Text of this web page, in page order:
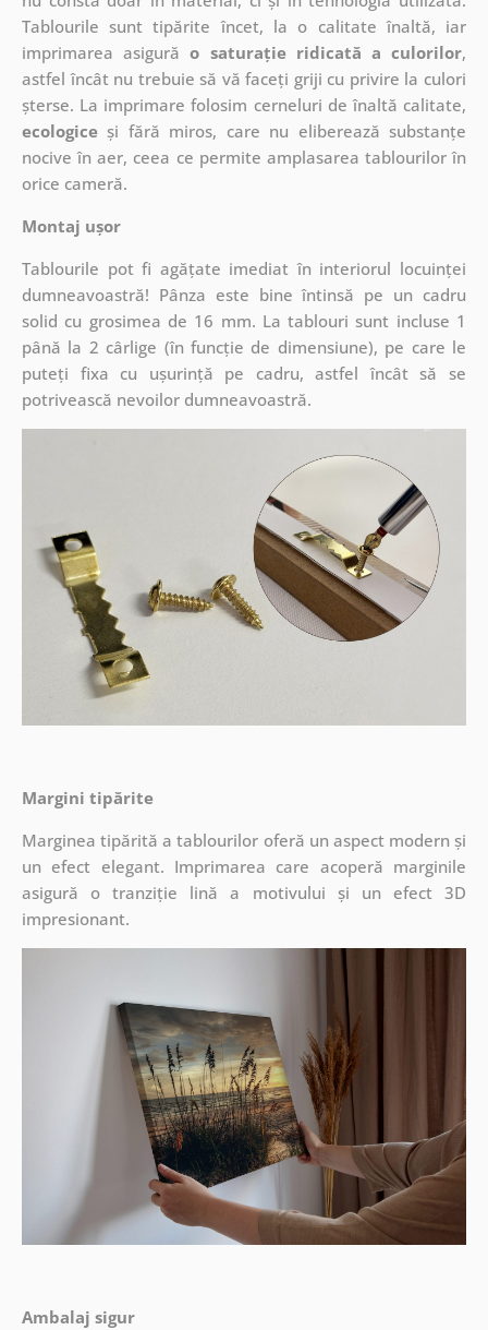
Tablourile sunt tipărite încet, la o calitate înaltă, iar
imprimarea asigurăo saturație ridicată a culorilor,
astfel încât nu trebuie să vă faceți griji cu privire la culori
șterse. La imprimare folosim cerneluri de înaltă calitate,
ecologiceși fără miros, care nu eliberează substanțe
nocive în aer, ceea ce permite amplasarea tablourilor în
orice cameră.
Montaj ușor
Tablourile pot fi agățate imediat în interiorul locuinței
dumneavoastră! Pânza este bine întinsă pe un cadru
solid cu grosimea de 16 mm. La tablouri sunt incluse 1
până la 2 cârlige (în funcție de dimensiune), pe care le
puteți fixa cu ușurință pe cadru, astfel încât să se
potrivească nevoilor dumneavoastră.
Margini tipărite
Marginea tipărită a tablourilor oferă un aspect modern și
un efect elegant. Imprimarea care acoperă marginile
asigură o tranziție lină a motivului și un efect 3D
impresionant.
Ambalaj sigur